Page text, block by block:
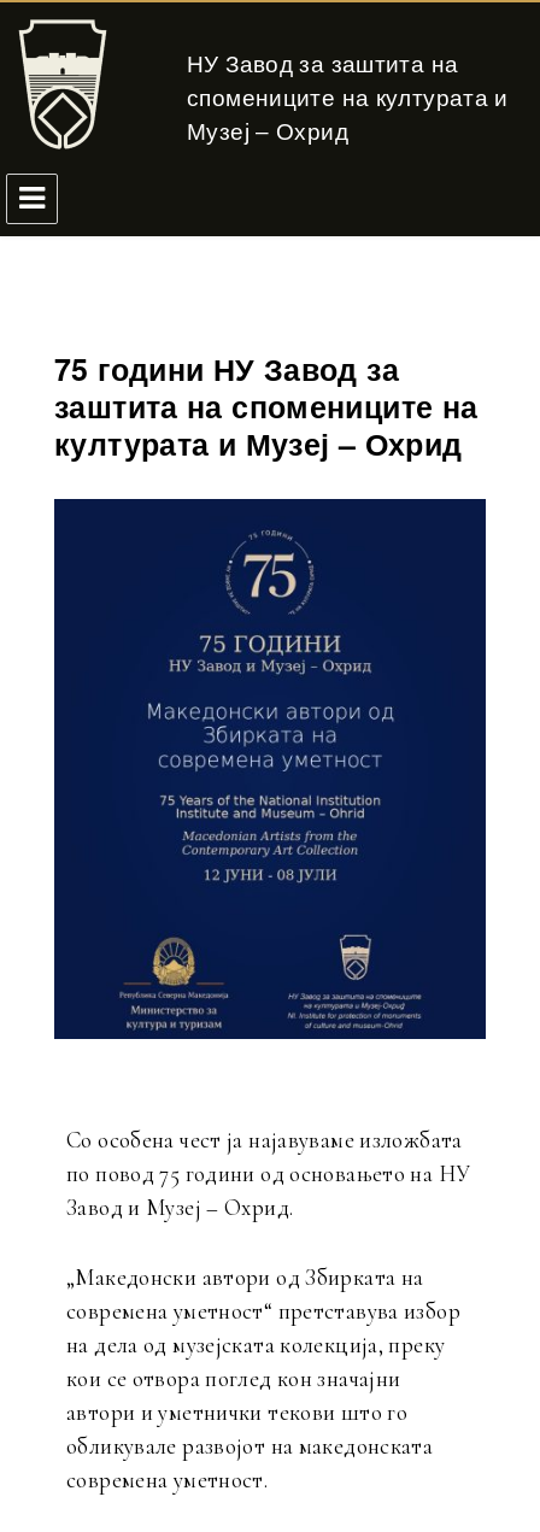
НУ Завод за заштита на
спомениците на културата и
Музеј – Охрид
75 години НУ Завод за
заштита на спомениците на
културата и Музеј – Охрид
Со особена чест ја најавуваме изложбата
по повод 75 години од основањето на НУ
Завод и Музеј – Охрид.
„Македонски автори од Збирката на
современа уметност“ претставува избор
на дела од музејската колекција, преку
кои се отвора поглед кон значајни
автори и уметнички текови што го
обликувале развојот на македонската
современа уметност.